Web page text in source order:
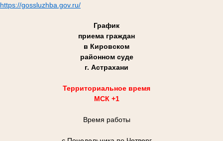
https://gossluzhba.gov.ru/
График
приема граждан
в Кировском
районном суде
г. Астрахани
Территориальное время
МСК +1
Время работы